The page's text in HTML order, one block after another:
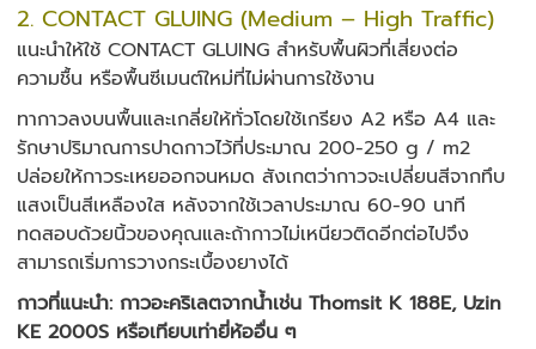
2. CONTACT GLUING (Medium – High Traffic)
แนะนำให้ใช้ CONTACT GLUING สำหรับพื้นผิวที่เสี่ยงต่อ
ความชื้น หรือพื้นซีเมนต์ใหม่ที่ไม่ผ่านการใช้งาน
ทากาวลงบนพื้นและเกลี่ยให้ทั่วโดยใช้เกรียง A2 หรือ A4 และ
รักษาปริมาณการปาดกาวไว้ที่ประมาณ 200-250 g / m2
ปล่อยให้กาวระเหยออกจนหมด สังเกตว่ากาวจะเปลี่ยนสีจากทึบ
แสงเป็นสีเหลืองใส หลังจากใช้เวลาประมาณ 60-90 นาที
ทดสอบด้วยนิ้วของคุณและถ้ากาวไม่เหนียวติดอีกต่อไปจึง
สามารถเริ่มการวางกระเบื้องยางได้
กาวที่แนะนำ: กาวอะคริเลตจากน้ำเช่น Thomsit K 188E, Uzin
KE 2000S หรือเทียบเท่ายี่ห้ออื่น ๆ